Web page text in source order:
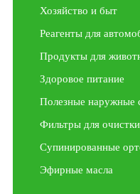
Хозяйство и быт
Реагенты для
Продукты для
Здоровое питание
Полезные наружные
Фильтры для
Супинированные
Эфирные масла